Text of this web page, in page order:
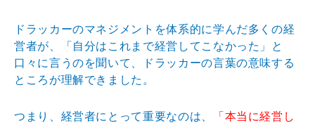
ドラッカーのマネジメントを体系的に学んだ多くの経
営者が、「自分はこれまで経営してこなかった」と
口々に言うのを聞いて、ドラッカーの言葉の意味する
ところが理解できました。
つまり、経営者にとって重要なのは、
「本当に経営し